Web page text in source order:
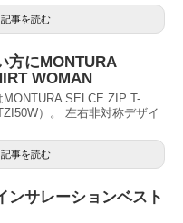
記事を読む
方にMONTURA
WOMAN
SELCE ZIP T-
）。 左右非対称デザイ
記事を読む
ンサレーションベスト